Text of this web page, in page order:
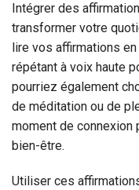
Intégrer des
transformer votre
lire vos affirmations en
répétant à voix haute
pourriez également
de méditation ou de
moment de
bien-être.
Utiliser ces